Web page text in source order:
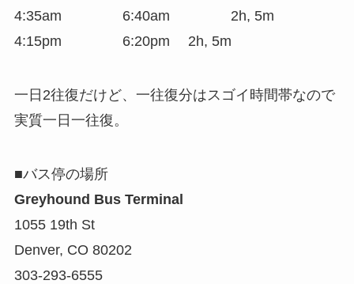
4:35am 6:40am 2h, 5m
4:15pm 6:20pm 2h, 5m
一日2往復だけど、一往復分はスゴイ時間帯なので
実質一日一往復。
■バス停の場所
Greyhound Bus Terminal
1055 19th St
Denver, CO 80202
303-293-6555